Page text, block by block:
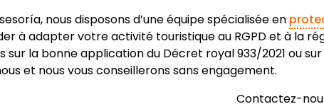
nous disposons d’une équipe spécialisée en
à adapter votre activité touristique au RGPD et à la
sur la bonne application du Décret royal 933/2021 ou
et nous vous conseillerons sans engagement.
Contactez-